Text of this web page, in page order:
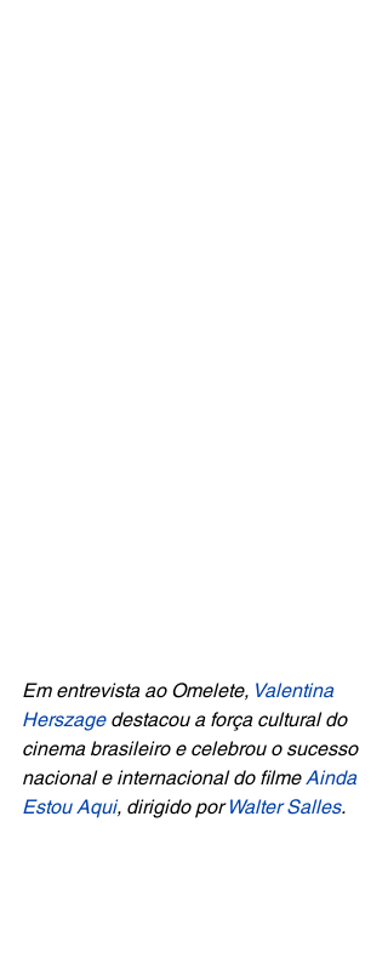
Em entrevista ao Omelete, Valentina
Herszage destacou a força cultural do
cinema brasileiro e celebrou o sucesso
nacional e internacional do filme Ainda
Estou Aqui, dirigido por Walter Salles.